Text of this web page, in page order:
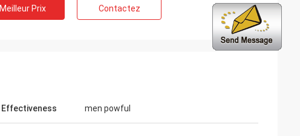
Meilleur Prix Contactez
Effectiveness men powful